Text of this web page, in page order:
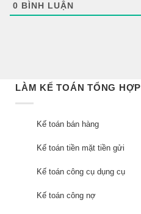
0 BÌNH LUẬN
LÀM KẾ TOÁN TỔNG HỢP
Kế toán bán hàng
Kế toán tiền mặt tiền gửi
Kế toán công cụ dụng cụ
Kế toán công nợ